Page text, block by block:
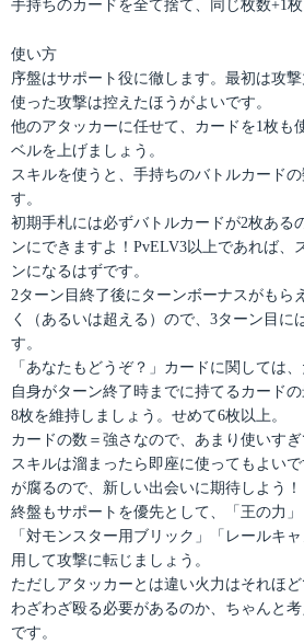
手持ちのカードを全て捨て、同じ枚数+1枚
使い方
序盤はサポート役に徹します。最初は攻
使った攻撃は控えたほうがよいです。
他のアタッカーに任せて、カードを1枚も
ベルを上げましょう。
スキルを使うと、手持ちのバトルカード
す。
初期手札には必ずバトルカードが2枚ある
ンにできますよ！PvELV3以上であれば、
ンになるはずです。
2ターン目終了後にターンボーナスがもら
く（あるいは超える）ので、3ターン目に
す。
「あなたもどうぞ？」カードに関しては、
自身がターン終了時までに持てるカード
8枚を維持しましょう。せめて6枚以上。
カードの数＝強さなので、あまり使いすぎ
スキルは溜まったら即座に使ってもよい
が腐るので、新しい出会いに期待しよう！
終盤もサポートを優先として、「王の力」
「対モンスター用ブリック」「レールキ
用して攻撃に転じましょう。
ただしアタッカーとは違い火力はそれほど
わざわざ殴る必要があるのか、ちゃんと
です。